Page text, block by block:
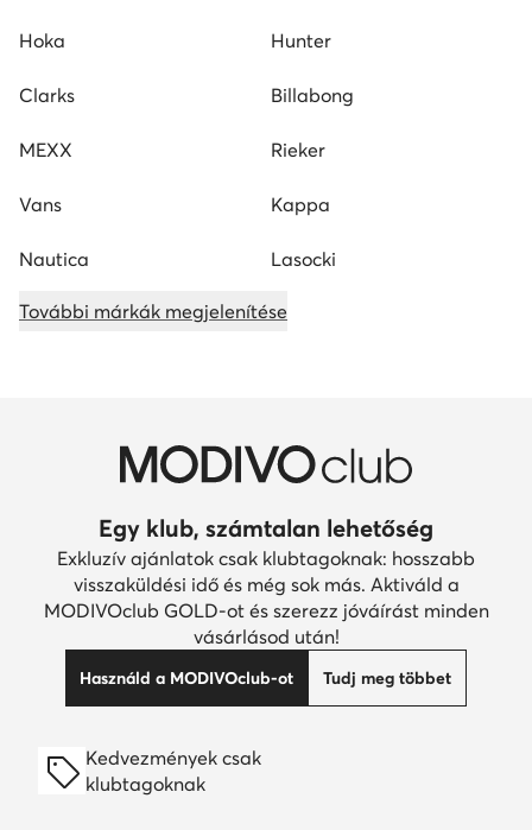
Hoka Hunter
Clarks Billabong
MEXX Rieker
Vans Kappa
Nautica Lasocki
További márkák megjelenítése
Egy klub, számtalan lehetőség
Exkluzív ajánlatok csak klubtagoknak: hosszabb
visszaküldési idő és még sok más. Aktiváld a
MODIVOclub GOLD-ot és szerezz jóváírást minden
vásárlásod után!
Használd a MODIVOclub-ot Tudj meg többet
Kedvezmények csak
klubtagoknak